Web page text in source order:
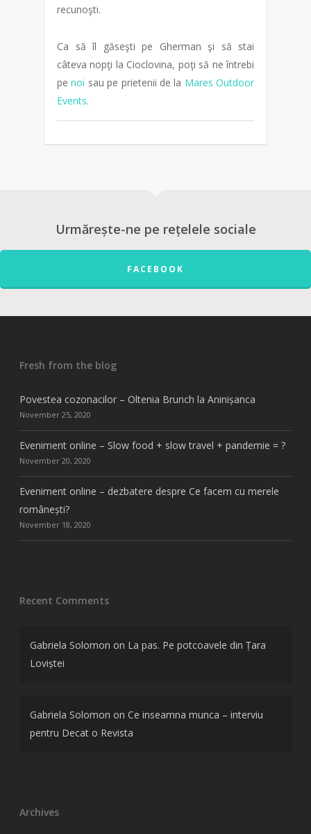
recunoşti.
Ca să îl găseşti pe Gherman şi să stai
câteva nopţi la Cioclovina, poţi să ne întrebi
penoi sau pe prietenii de la Mares Outdoor
Events.
Urmărește-ne pe rețelele sociale
FACEBOOK
Fresh from the blog
Povestea cozonacilor – Oltenia Brunch la Aninișanca
November 25, 2020
Eveniment online – Slow food + slow travel + pandemie = ?
November 20, 2020
Eveniment online – dezbatere despre Ce facem cu merele
românești?
November 18, 2020
Recent Comments
Gabriela Solomon on La pas. Pe potcoavele din Țara
Loviștei
Gabriela Solomon on Ce inseamna munca – interviu
pentru Decat o Revista
Archives